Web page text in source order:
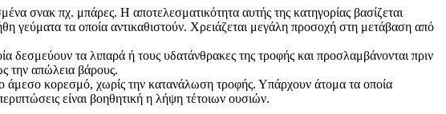
σνακ πχ. μπάρες. Η αποτελεσματικότητα αυτής της κατηγορίας βασίζεται
γεύματα τα οποία αντικαθιστούν. Χρειάζεται μεγάλη προσοχή στη μετάβαση από
δεσμεύουν τα λιπαρά ή τους υδατάνθρακες της τροφής και προσλαμβάνονται πριν
την απώλεια βάρους.
άμεσο κορεσμό, χωρίς την κατανάλωση τροφής. Υπάρχουν άτομα τα οποία
είναι βοηθητική η λήψη τέτοιων ουσιών.